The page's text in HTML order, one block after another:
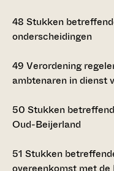
48 Stukken
onderscheidingen
49 Verordening
ambtenaren in dienst
50 Stukken
Oud-Beijerland
51 Stukken